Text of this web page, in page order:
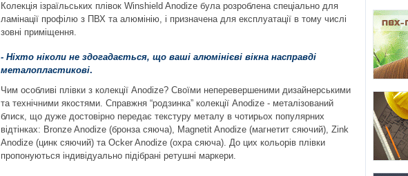
Колекція ізраїльських плівок Winshield Anodize була розроблена спеціально для
ламінації профілю з ПВХ та алюмінію, і призначена для експлуатації в тому числі
зовні приміщення.
- Ніхто ніколи не здогадається, що ваші алюмінієві вікна насправді
металопластикові.
Чим особливі плівки з колекції Anodize? Своїми неперевершеними дизайнерськими
та технічними якостями. Справжня “родзинка” колекції Anodize - металізований
блиск, що дуже достовірно передає текстуру металу в чотирьох популярних
відтінках: Bronze Anodize (бронза сяюча), Magnetit Anodize (магнетит сяючий), Zink
Anodize (цинк сяючий) та Ocker Anodize (охра сяюча). До цих кольорів плівки
пропонуються індивідуально підібрані ретушні маркери.